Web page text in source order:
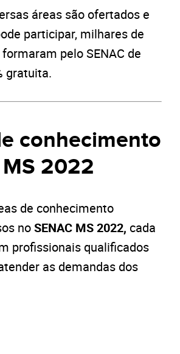
áreas são ofertados e
participar, milhares de
pelo SENAC de
gratuita.
conhecimento
2022
de conhecimento
noSENAC MS 2022, cada
profissionais qualificados
as demandas dos